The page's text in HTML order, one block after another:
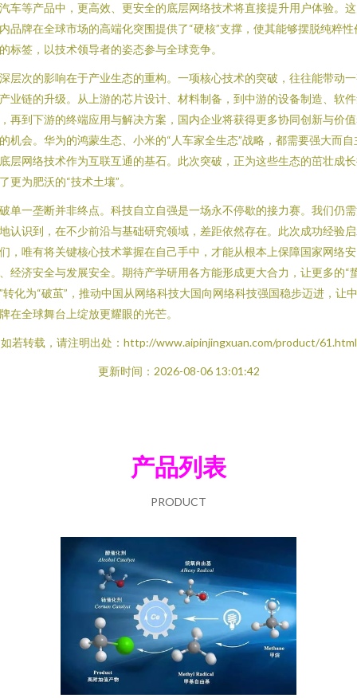
车等产品中，更高效、更安全的底层网络技术将直接提升用户体验。
品牌在全球市场的高端化突围提供了“硬核”支撑，使其能够摆脱纯粹性
标签，以技术领导者的姿态参与全球竞争。
层次的影响在于产业生态的重构。一项核心技术的突破，往往能带动
业链的升级。从上游的芯片设计、材料制备，到中游的设备制造、软
再到下游的终端应用与解决方案，国内企业将获得更多协同创新与价
机会。华为的鸿蒙生态、小米的“人车家全生态”战略，都需要强大而自
层网络技术作为互联互通的基石。此次突破，正为这些生态的茁壮成
更为肥沃的“技术土壤”。
单一垄断并非终点。科技自立自强是一场永不停歇的接力赛。我们仍
认识到，在不少前沿与基础研究领域，差距依然存在。此次成功经验
，唯有将关键核心技术掌握在自己手中，才能从根本上保障国家网络安
经济安全与发展安全。期待产学研用各方能形成更大合力，让更多的“
转化为“破茧”，推动中国从网络科技大国向网络科技强国稳步迈进，让
在全球舞台上绽放更耀眼的光芒。
如若转载，请注明出处：http://www.aipinjingxuan.com/product/61.html
更新时间：2026-08-06 13:01:42
产品列表
PRODUCT